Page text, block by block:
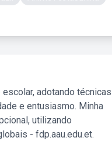
adotando técnicas
e entusiasmo. Minha
utilizando
- fdp.aau.edu.et.